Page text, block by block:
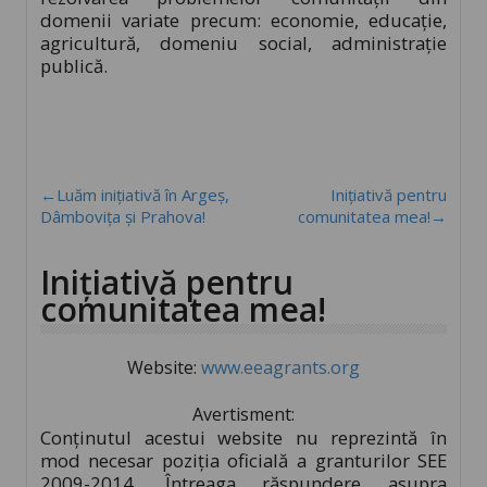
domenii variate precum: economie, educație,
agricultură, domeniu social, administrație
publică.
←Luăm inițiativă în Argeș,
Dâmbovița și Prahova!
Inițiativă pentru
comunitatea mea!→
Inițiativă pentru
comunitatea mea!
Website: www.eeagrants.org
Avertisment:
Conţinutul acestui website nu reprezintă în
mod necesar poziţia oficială a granturilor SEE